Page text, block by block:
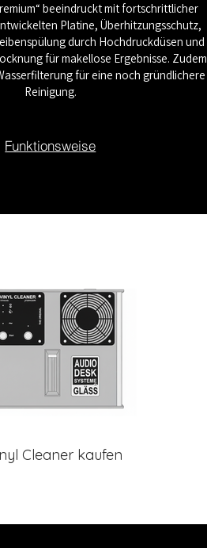
beeindruckt mit fortschrittlicher
Platine, Überhitzungsschutz,
durch Hochdruckdüsen und
für makellose Ergebnisse. Zudem
für eine noch gründlichere
Reinigung.
Funktionsweise
Cleaner kaufen